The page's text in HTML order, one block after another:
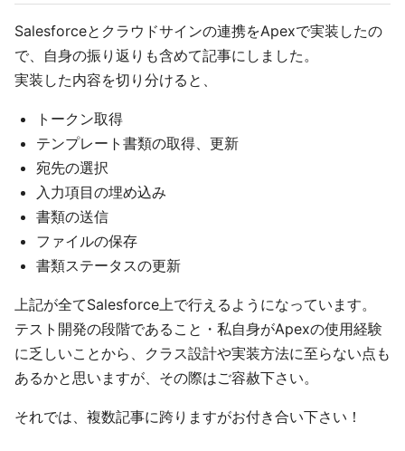
Salesforceとクラウドサインの連携をApexで実装したの
で、自身の振り返りも含めて記事にしました。
実装した内容を切り分けると、
トークン取得
テンプレート書類の取得、更新
宛先の選択
入力項目の埋め込み
書類の送信
ファイルの保存
書類ステータスの更新
上記が全てSalesforce上で行えるようになっています。
テスト開発の段階であること・私自身がApexの使用経験
に乏しいことから、クラス設計や実装方法に至らない点も
あるかと思いますが、その際はご容赦下さい。
それでは、複数記事に跨りますがお付き合い下さい！